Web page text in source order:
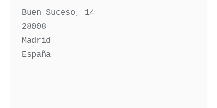
Buen Suceso, 14
28008
Madrid
España